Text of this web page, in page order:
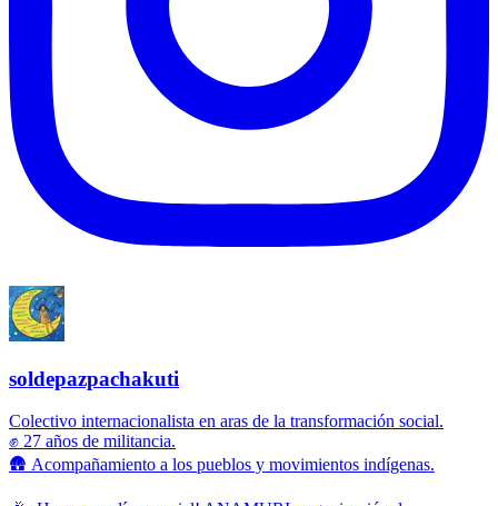
soldepazpachakuti
Colectivo internacionalista en aras de la transformación social.
✊ 27 años de militancia.
🛖 Acompañamiento a los pueblos y movimientos indígenas.